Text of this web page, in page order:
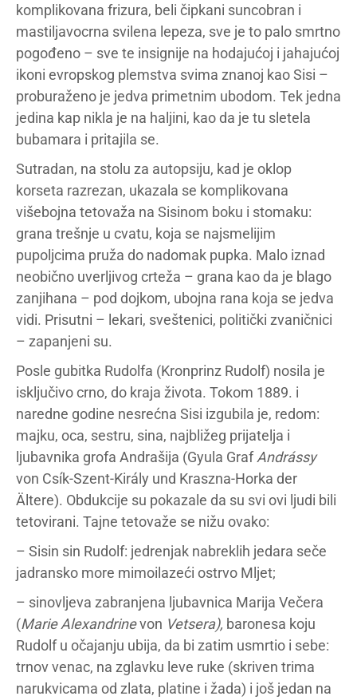
komplikovana frizura, beli čipkani suncobran i
mastiljavocrna svilena lepeza, sve je to palo smrtno
pogođeno – sve te insignije na hodajućoj i jahajućoj
ikoni evropskog plemstva svima znanoj kao Sisi –
proburaženo je jedva primetnim ubodom. Tek jedna
jedina kap nikla je na haljini, kao da je tu sletela
bubamara i pritajila se.
Sutradan, na stolu za autopsiju, kad je oklop
korseta razrezan, ukazala se komplikovana
višebojna tetovaža na Sisinom boku i stomaku:
grana trešnje u cvatu, koja se najsmelijim
pupoljcima pruža do nadomak pupka. Malo iznad
neobično uverljivog crteža – grana kao da je blago
zanjihana – pod dojkom, ubojna rana koja se jedva
vidi. Prisutni – lekari, sveštenici, politički zvaničnici
– zapanjeni su.
Posle gubitka Rudolfa (Kronprinz Rudolf) nosila je
isključivo crno, do kraja života. Tokom 1889. i
naredne godine nesrećna Sisi izgubila je, redom:
majku, oca, sestru, sina, najbližeg prijatelja i
ljubavnika grofa Andrašija (Gyula GrafAndrássy
von Csík-Szent-Király und Kraszna-Horka der
Ältere). Obdukcije su pokazale da su svi ovi ljudi bili
tetovirani. Tajne tetovaže se nižu ovako:
– Sisin sin Rudolf: jedrenjak nabreklih jedara seče
jadransko more mimoilazeći ostrvo Mljet;
– sinovljeva zabranjena ljubavnica Marija Večera
(Marie Alexandrinevon Vetsera), baronesa koju
Rudolf u očajanju ubija, da bi zatim usmrtio i sebe:
trnov venac, na zglavku leve ruke (skriven trima
narukvicama od zlata, platine i žada) i još jedan na